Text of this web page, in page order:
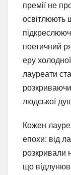
премії не
освітлюють
поетичний
еру
лауреати
людської
Кожен
епохи: від
розкривали
що